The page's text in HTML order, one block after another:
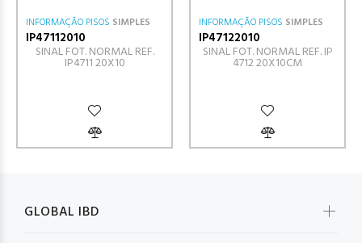
INFORMAÇÃO PISOS SIMPLES
IP47112010
SINAL FOT. NORMAL REF.
IP4711 20X10
INFORMAÇÃO PISOS SIMPLES
IP47122010
SINAL FOT. NORMAL REF. IP
4712 20X10CM
GLOBAL IBD